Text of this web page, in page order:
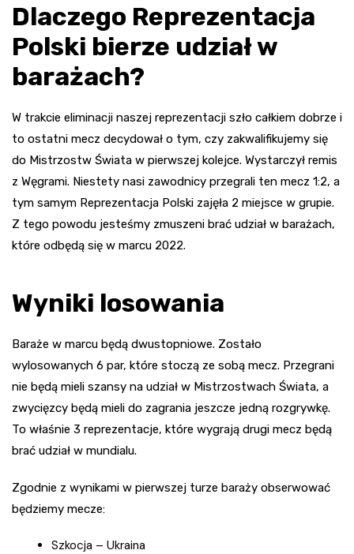
Dlaczego Reprezentacja
Polski bierze udział w
barażach?
W trakcie eliminacji naszej reprezentacji szło całkiem dobrze i
to ostatni mecz decydował o tym, czy zakwalifikujemy się
do Mistrzostw Świata w pierwszej kolejce. Wystarczył remis
z Węgrami. Niestety nasi zawodnicy przegrali ten mecz 1:2, a
tym samym Reprezentacja Polski zajęła 2 miejsce w grupie.
Z tego powodu jesteśmy zmuszeni brać udział w barażach,
które odbędą się w marcu 2022.
Wyniki losowania
Baraże w marcu będą dwustopniowe. Zostało
wylosowanych 6 par, które stoczą ze sobą mecz. Przegrani
nie będą mieli szansy na udział w Mistrzostwach Świata, a
zwycięzcy będą mieli do zagrania jeszcze jedną rozgrywkę.
To właśnie 3 reprezentacje, które wygrają drugi mecz będą
brać udział w mundialu.
Zgodnie z wynikami w pierwszej turze baraży obserwować
będziemy mecze:
Szkocja – Ukraina